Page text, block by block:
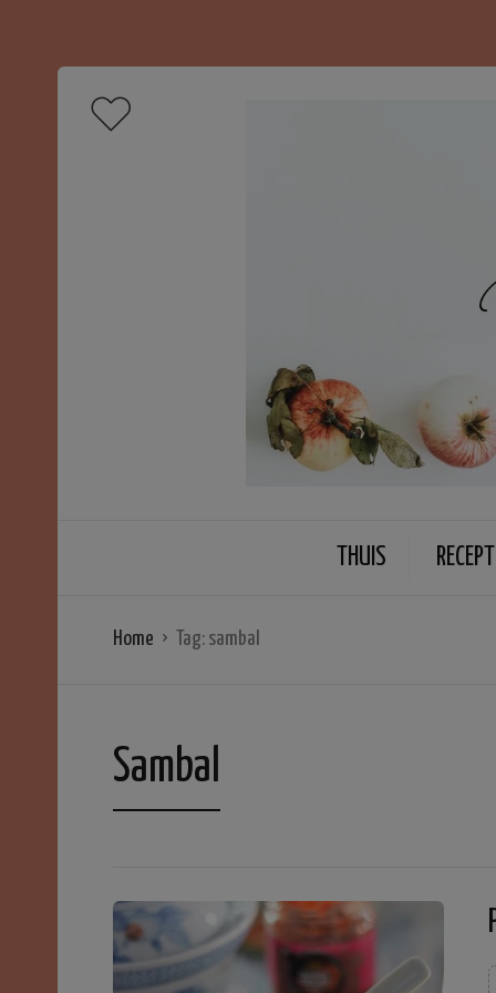
THUIS
Home Tag: sambal
Sambal